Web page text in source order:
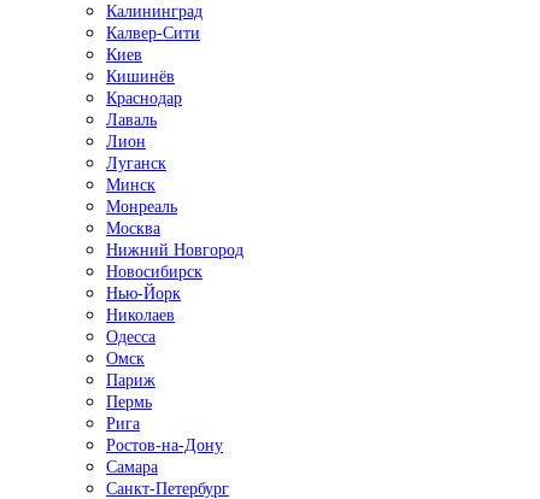
Калининград
Калвер-Сити
Киев
Кишинёв
Краснодар
Лаваль
Лион
Луганск
Минск
Монреаль
Москва
Нижний Новгород
Новосибирск
Нью-Йорк
Николаев
Одесса
Омск
Париж
Пермь
Рига
Ростов-на-Дону
Самара
Санкт-Петербург